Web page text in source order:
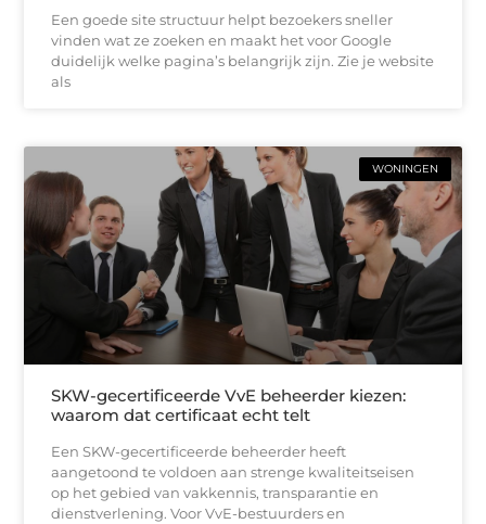
Een goede site structuur helpt bezoekers sneller
vinden wat ze zoeken en maakt het voor Google
duidelijk welke pagina’s belangrijk zijn. Zie je website
als
WONINGEN
SKW-gecertificeerde VvE beheerder kiezen:
waarom dat certificaat echt telt
Een SKW-gecertificeerde beheerder heeft
aangetoond te voldoen aan strenge kwaliteitseisen
op het gebied van vakkennis, transparantie en
dienstverlening. Voor VvE-bestuurders en